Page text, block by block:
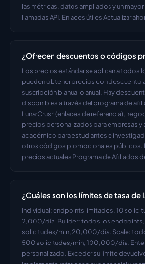
las métricas, datos ampliados y un mayor
llamadas API. Enlaces útiles Actualizar
¿Ofrecen descuentos o códigos
Los precios estándar se aplican a todos
pueden obtener precios con descuento
suscripción bianual o anual. Hay
disponibles a través del programa de
LunarCrush (enlaces de referencia),
precios personalizados para empresas y
académico para estudiantes e
otros códigos promocionales públicos.
precios actuales Programa de Afiliados
¿Cuáles son los límites de tasa de
Individual: endpoints limitados, 10
2,000/día. Builder: todos los endpoints,
solicitudes/min, 20,000/día. Scale:
500 solicitudes/min, 100,000/día.
personalizado. Exceder su límite